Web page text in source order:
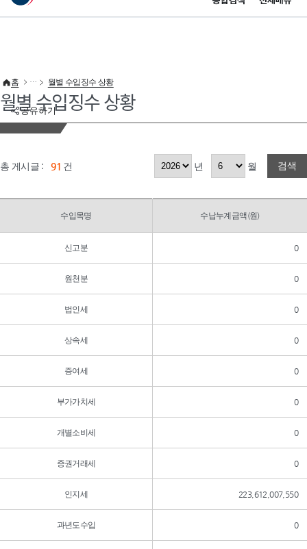
이 누리집은 대한민국 공식 전자정부 누리집입니다.
공유하기
홈 월별 수입징수 상황
월별 수입징수 상황
총 게시글 : 91 건 년 월 검색
수입목명 수납누계금액(원)
신고분 0
원천분 0
법인세 0
상속세 0
증여세 0
부가가치세 0
개별소비세 0
증권거래세 0
인지세 223,612,007,550
과년도수입 0